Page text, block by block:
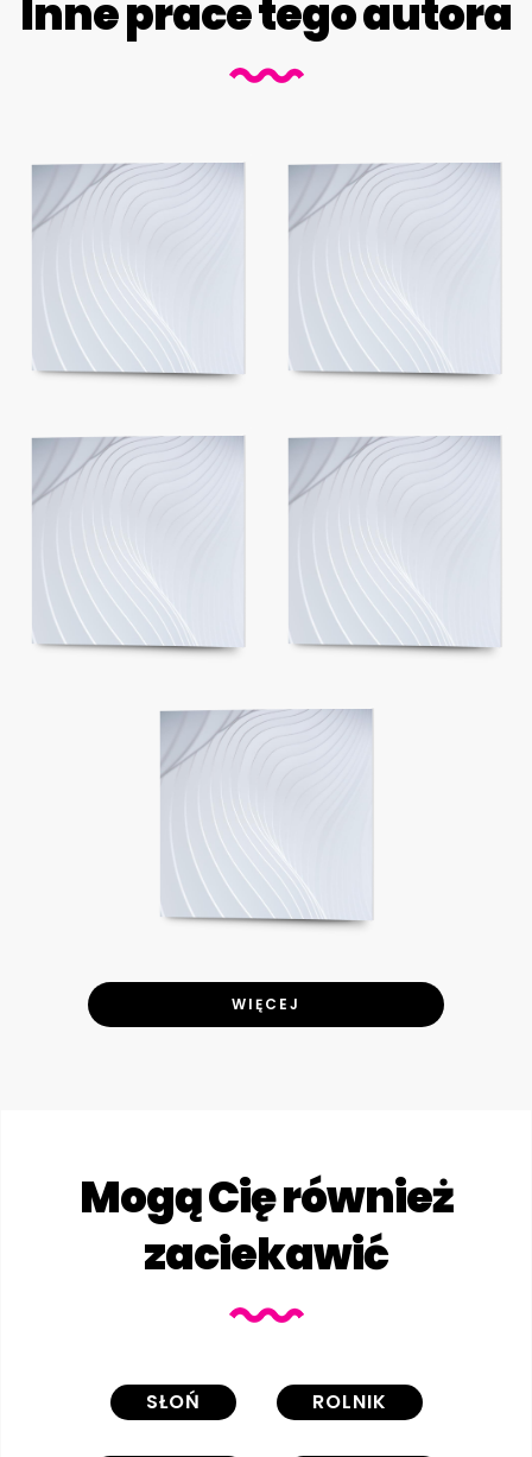
Inne prace tego autora
WIĘCEJ
Mogą Cię również
zaciekawić
SŁOŃ ROLNIK